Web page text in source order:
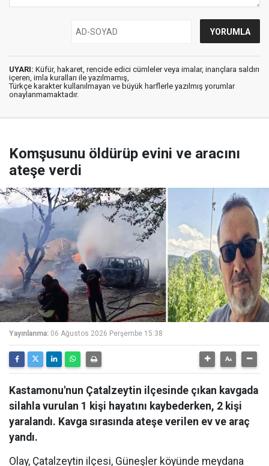
UYARI: Küfür, hakaret, rencide edici cümleler veya imalar, inançlara saldırı
içeren, imla kuralları ile yazılmamış,
Türkçe karakter kullanılmayan ve büyük harflerle yazılmış yorumlar
onaylanmamaktadır.
Komşusunu öldürüp evini ve aracını
ateşe verdi
Yayınlanma: 06 Ağustos 2026 Perşembe 15:38
Kastamonu'nun Çatalzeytin ilçesinde çıkan kavgada
silahla vurulan 1 kişi hayatını kaybederken, 2 kişi
yaralandı. Kavga sırasında ateşe verilen ev ve araç
yandı.
Olay, Çatalzeytin ilçesi, Güneşler köyünde meydana